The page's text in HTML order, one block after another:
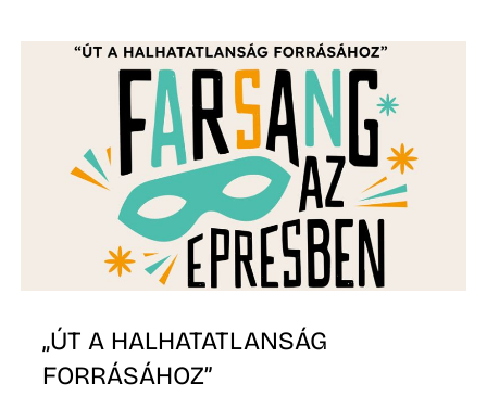
„ÚT A HALHATATLANSÁG
FORRÁSÁHOZ”